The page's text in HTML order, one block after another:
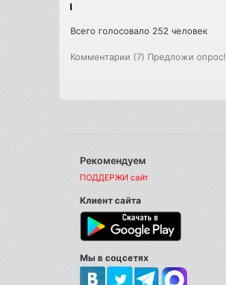
Всего голосовало 252 человек
Комментарии (7) Предложи опрос!
Рекомендуем
ПОДДЕРЖИ сайт
Клиент сайта
Мы в соцсетях